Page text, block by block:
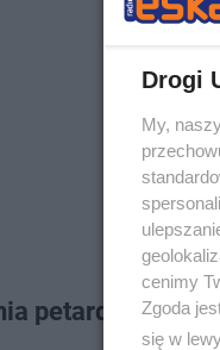
petard i
Drogi
My,
cenimy
Zgoda
się w